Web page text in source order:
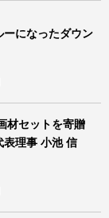
ーになったダウン
材セットを寄贈
理事 小池 信